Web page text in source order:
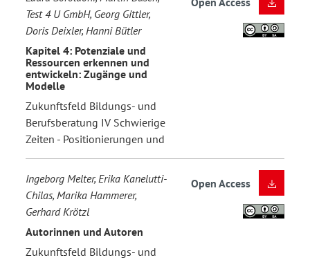
Test 4 U GmbH, Georg Gittler,
Doris Deixler, Hanni Bütler
Kapitel 4: Potenziale und
Ressourcen erkennen und
entwickeln: Zugänge und
Modelle
Zukunftsfeld Bildungs- und
Berufsberatung IV Schwierige
Zeiten - Positionierungen und
Ingeborg Melter, Erika Kanelutti-
Chilas, Marika Hammerer,
Gerhard Krötzl
Autorinnen und Autoren
Zukunftsfeld Bildungs- und
Open Access